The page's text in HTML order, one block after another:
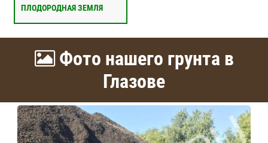
ПЛОДОРОДНАЯ ЗЕМЛЯ
Фото нашего грунта в
Глазове